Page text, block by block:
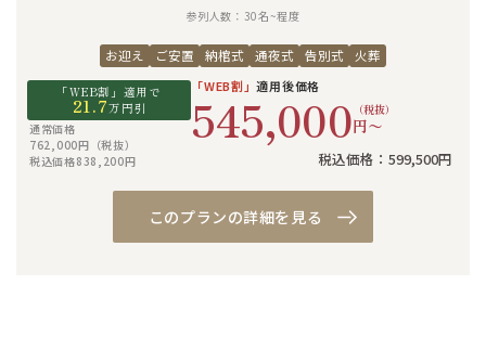
参列人数：30名~程度
お迎え ご安置 納棺式 通夜式 告別式 火葬
「WEB割」適用で
21.7万円引
通常価格
762,000円（税抜）
税込価格838,200円
「WEB割」適用後価格
545,000 （税抜）
円〜
税込価格：599,500円
このプランの詳細を見る